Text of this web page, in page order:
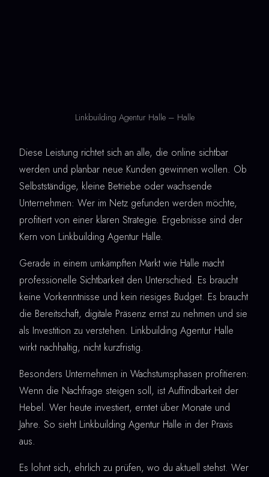
Linkbuilding Agentur Halle – Halle
Diese Leistung richtet sich an alle, die online sichtbar
werden und planbar neue Kunden gewinnen wollen. Ob
Selbstständige, kleine Betriebe oder wachsende
Unternehmen: Wer im Netz gefunden werden möchte,
profitiert von einer klaren Strategie. Ergebnisse sind der
Kern von Linkbuilding Agentur Halle.
Gerade in einem umkämpften Markt wie Halle macht
professionelle Sichtbarkeit den Unterschied. Es braucht
keine Vorkenntnisse und kein riesiges Budget. Es braucht
die Bereitschaft, digitale Präsenz ernst zu nehmen und sie
als Investition zu verstehen. Linkbuilding Agentur Halle
wirkt nachhaltig, nicht kurzfristig.
Besonders Unternehmen in Wachstumsphasen profitieren:
Wenn die Nachfrage steigen soll, ist Auffindbarkeit der
Hebel. Wer heute investiert, erntet über Monate und
Jahre. So sieht Linkbuilding Agentur Halle in der Praxis
aus.
Es lohnt sich, ehrlich zu prüfen, wo du aktuell stehst. Wer